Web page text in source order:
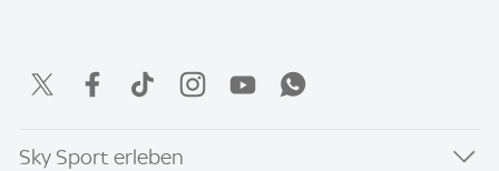
Sky Sport erleben